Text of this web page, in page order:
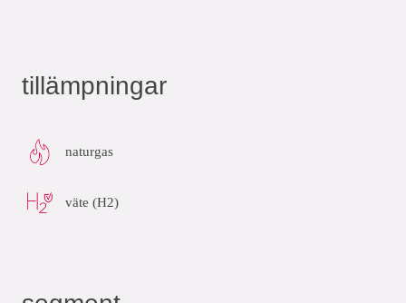
tillämpningar
naturgas
väte (H2)